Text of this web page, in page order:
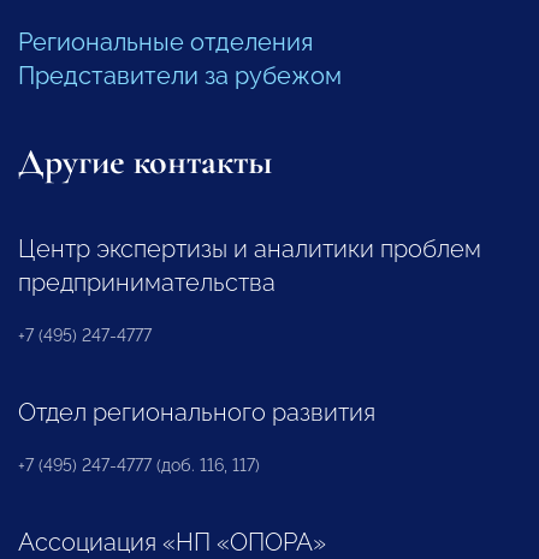
Региональные отделения
Представители за рубежом
Другие контакты
Центр экспертизы и аналитики проблем
предпринимательства
+7 (495) 247-4777
Отдел регионального развития
+7 (495) 247-4777 (доб. 116, 117)
Ассоциация «НП «ОПОРА»